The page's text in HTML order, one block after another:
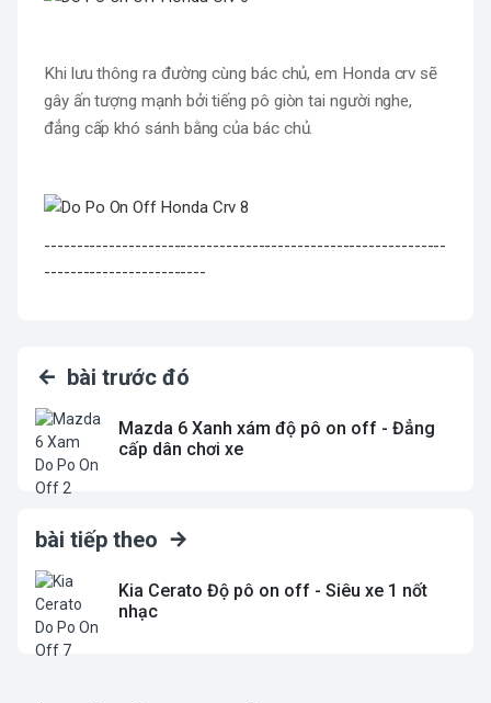
Khi lưu thông ra đường cùng bác chủ, em Honda crv sẽ
gây ấn tượng mạnh bởi tiếng pô giòn tai người nghe,
đẳng cấp khó sánh bằng của bác chủ.
--------------------------------------------------------------
-------------------------
bài trước đó
Mazda 6 Xanh xám độ pô on off - Đẳng
cấp dân chơi xe
bài tiếp theo
Kia Cerato Độ pô on off - Siêu xe 1 nốt
nhạc